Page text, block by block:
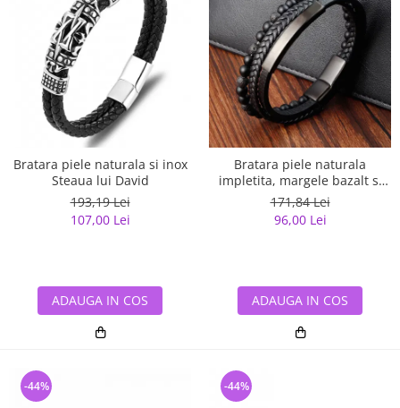
Bratara piele naturala si inox
Steaua lui David
193,19 Lei
107,00 Lei
ADAUGA IN COS
Bratara piele naturala
impletita, margele bazalt si
elemente din inox
171,84 Lei
96,00 Lei
ADAUGA IN COS
-44% -44%